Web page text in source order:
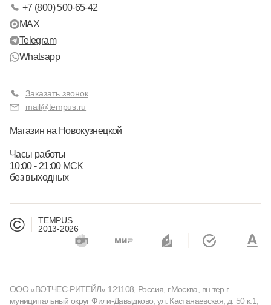
+7 (800) 500-65-42
MAX
Telegram
Whatsapp
Заказать звонок
mail@tempus.ru
Магазин на Новокузнецкой
Часы работы
10:00 - 21:00 МСК
без выходных
©
TEMPUS
2013-2026
ООО «ВОТЧЕС-РИТЕЙЛ» 121108, Россия, г.Москва, вн.тер.г.
муниципальный округ Фили-Давыдково, ул. Кастанаевская, д. 50 к.1,